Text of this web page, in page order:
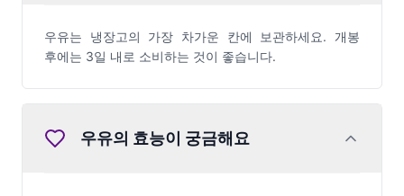
우유는 냉장고의 가장 차가운 칸에 보관하세요. 개봉
후에는 3일 내로 소비하는 것이 좋습니다.
우유의 효능이 궁금해요